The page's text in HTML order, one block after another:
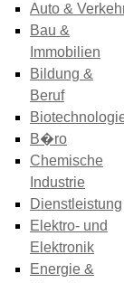
Auto &
Bau &
Immobilien
Bildung &
Beruf
B�ro
Chemische
Industrie
Dienstleistung
Elektro- und
Elektronik
Energie &